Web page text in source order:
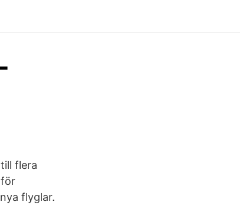
flera
flyglar.